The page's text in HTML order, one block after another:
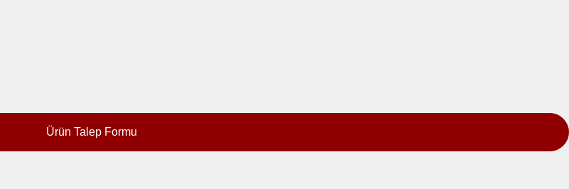
Ürün Talep Formu